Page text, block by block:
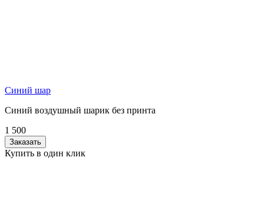
Синий шар
Синий воздушный шарик без принта
1 500
Заказать
Купить в один клик